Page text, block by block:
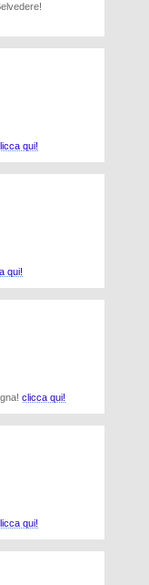
qui!
qui!
clicca qui!
qui!